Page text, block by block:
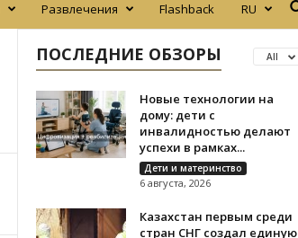
Развлечения Flashback RU
ПОСЛЕДНИЕ ОБЗОРЫ All
Новые технологии на
дому: дети с
инвалидностью делают
успехи в рамках...
Дети и материнство
6 августа, 2026
Казахстан первым среди
стран СНГ создал единую